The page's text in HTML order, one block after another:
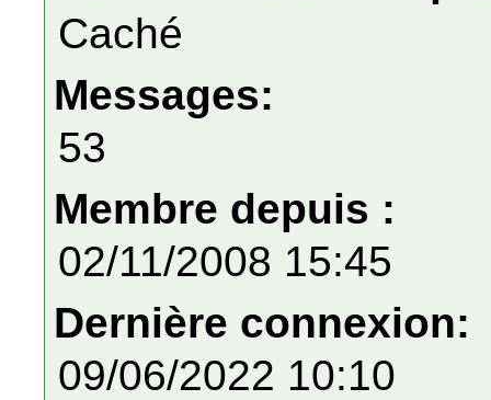
Caché
Messages:
53
Membre depuis :
02/11/2008 15:45
Dernière connexion:
09/06/2022 10:10